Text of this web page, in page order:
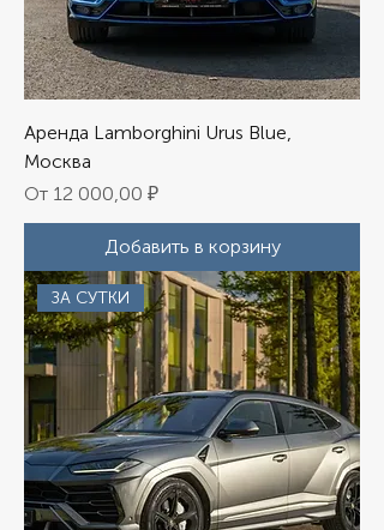
Аренда Lamborghini Urus Blue,
Москва
От 12 000,00 ₽
Цена со скидкой
Добавить в корзину
ЗА СУТКИ